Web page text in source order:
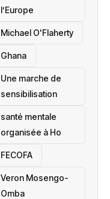
l’Europe
Michael O'Flaherty
‎Ghana
Une marche de
sensibilisation
santé mentale
organisée à Ho
‎FECOFA
Veron Mosengo-
Omba